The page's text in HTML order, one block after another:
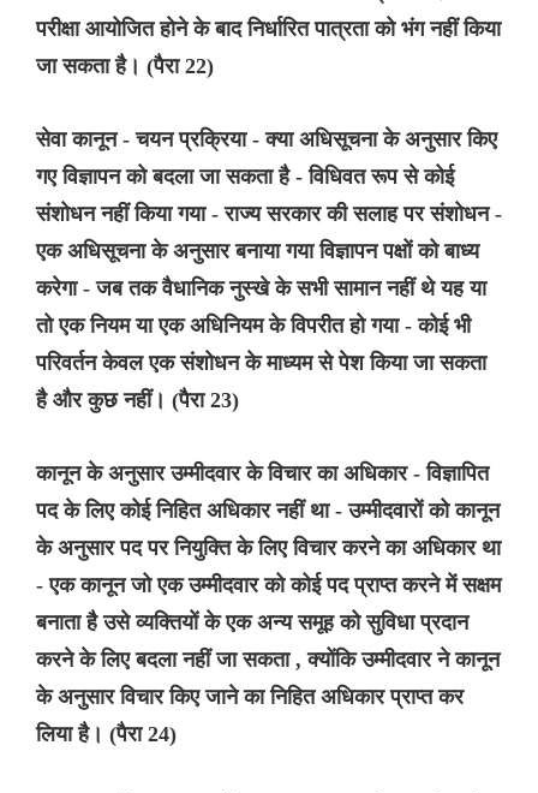
परीक्षा आयोजित होने के बाद निर्धारित पात्रता को भंग नहीं किया
जा सकता है। (पैरा 22)
सेवा कानून - चयन प्रक्रिया - क्या अधिसूचना के अनुसार किए
गए विज्ञापन को बदला जा सकता है - विधिवत रूप से कोई
संशोधन नहीं किया गया - राज्य सरकार की सलाह पर संशोधन -
एक अधिसूचना के अनुसार बनाया गया विज्ञापन पक्षों को बाध्य
करेगा - जब तक वैधानिक नुस्खे के सभी सामान नहीं थे यह या
तो एक नियम या एक अधिनियम के विपरीत हो गया - कोई भी
परिवर्तन केवल एक संशोधन के माध्यम से पेश किया जा सकता
है और कुछ नहीं। (पैरा 23)
कानून के अनुसार उम्मीदवार के विचार का अधिकार - विज्ञापित
पद के लिए कोई निहित अधिकार नहीं था - उम्मीदवारों को कानून
के अनुसार पद पर नियुक्ति के लिए विचार करने का अधिकार था
- एक कानून जो एक उम्मीदवार को कोई पद प्राप्त करने में सक्षम
बनाता है उसे व्यक्तियों के एक अन्य समूह को सुविधा प्रदान
करने के लिए बदला नहीं जा सकता , क्योंकि उम्मीदवार ने कानून
के अनुसार विचार किए जाने का निहित अधिकार प्राप्त कर
लिया है। (पैरा 24)